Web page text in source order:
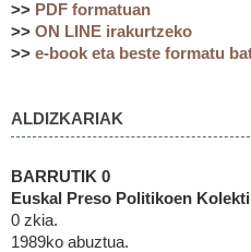
>> PDF formatuan
>> ON LINE irakurtzeko
>> e-book eta beste formatu
ALDIZKARIAK
BARRUTIK 0
Euskal Preso Politikoen
0 zkia.
1989ko abuztua.